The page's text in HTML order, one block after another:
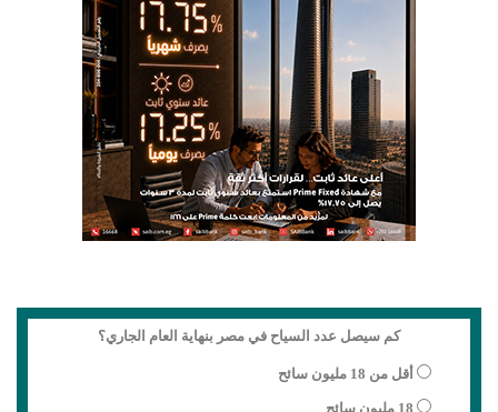
كم سيصل عدد السياح في مصر بنهاية العام الجاري؟
أقل من 18 مليون سائح
18 مليون سائح